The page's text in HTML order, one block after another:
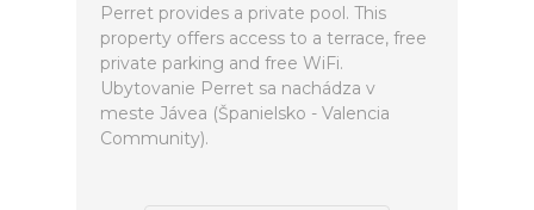
Perret provides a private pool. This
property offers access to a terrace, free
private parking and free WiFi.
Ubytovanie Perret sa nachádza v
meste Jávea (Španielsko - Valencia
Community).